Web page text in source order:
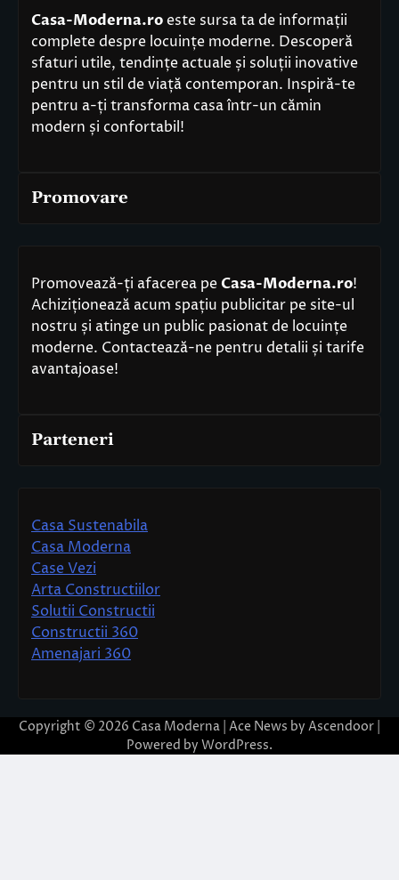
Casa-Moderna.roeste sursa ta de informații
complete despre locuințe moderne. Descoperă
sfaturi utile, tendințe actuale și soluții inovative
pentru un stil de viață contemporan. Inspiră-te
pentru a-ți transforma casa într-un cămin
modern și confortabil!
Promovare
Promovează-ți afacerea pe Casa-Moderna.ro!
Achiziționează acum spațiu publicitar pe site-ul
nostru și atinge un public pasionat de locuințe
moderne. Contactează-ne pentru detalii și tarife
avantajoase!
Parteneri
Casa Sustenabila
Casa Moderna
Case Vezi
Arta Constructiilor
Solutii Constructii
Constructii 360
Amenajari 360
Copyright © 2026 Casa Moderna | Ace News by Ascendoor
Powered by WordPress.